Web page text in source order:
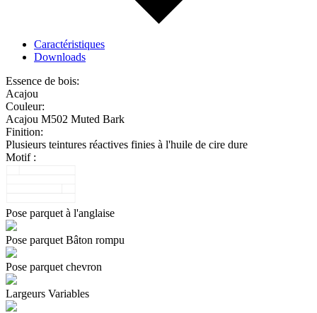
Caractéristiques
Downloads
Essence de bois:
Acajou
Couleur:
Acajou M502 Muted Bark
Finition:
Plusieurs teintures réactives finies à l'huile de cire dure
Motif :
Pose parquet à l'anglaise
Pose parquet Bâton rompu
Pose parquet chevron
Largeurs Variables